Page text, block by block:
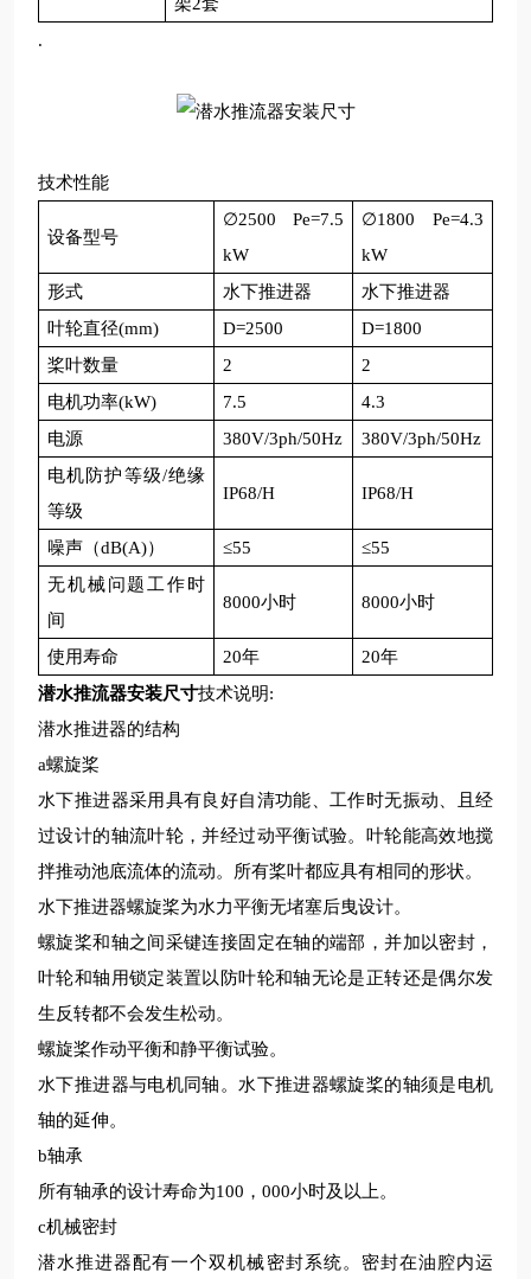
.
技术性能
设备型号
∅2500
Pe=7.5
kW
∅1800
Pe=4.3
kW
形式
水下推进器
水下推进器
叶轮直径(mm) D=2500
D=1800
桨叶数量
2
2
电机功率(kW) 7.5
4.3
电源
380V/3ph/50Hz
380V/3ph/50Hz
电机防护等级/绝缘
等级
IP68/H IP68/H
噪声（dB(A)） ≤55 ≤55
无机械问题 工作时
间
8000小时 8000小时
使用寿命 20年 20年
潜水推流器安装尺寸技术说明:
潜水推进器的结构
a螺旋桨
水下推进器采用具有良好自清功能、工作时无振动、且经
过设计的轴流叶轮，并经过动平衡试验。叶轮能高效地搅
拌推动池底流体的流动。所有桨叶都应具有相同的形状。
水下推进器螺旋桨为水力平衡无堵塞后曳设计。
螺旋桨和轴之间采键连接固定在轴的端部，并加以密封，
叶轮和轴用锁定装置以防叶轮和轴无论是正转还是偶尔发
生反转都不会发生松动。
螺旋桨作动平衡和静平衡试验。
水下推进器与电机同轴。水下推进器螺旋桨的轴须是电机
轴的延伸。
b轴承
所有轴承的设计寿命为100 ， 000小时及以上 。
c机械密封
潜水推进器配有一个双机械密封系统。密封在油腔内运